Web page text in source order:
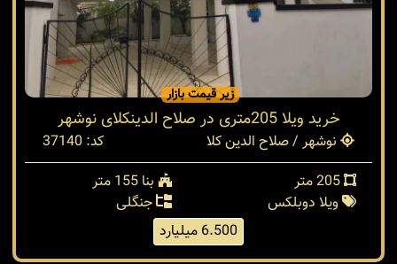
زیر قیمت بازار
خرید ویلا 205متری در صلاح الدینکلای نوشهر
نوشهر / صلاح الدین کلا
کد: 37140
بنا 155 متر
ویلا دوبلکس
جنگلی
6.500 میلیارد